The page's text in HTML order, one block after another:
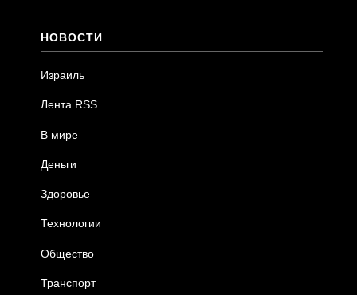
НОВОСТИ
Израиль
Лента RSS
В мире
Деньги
Здоровье
Технологии
Общество
Транспорт